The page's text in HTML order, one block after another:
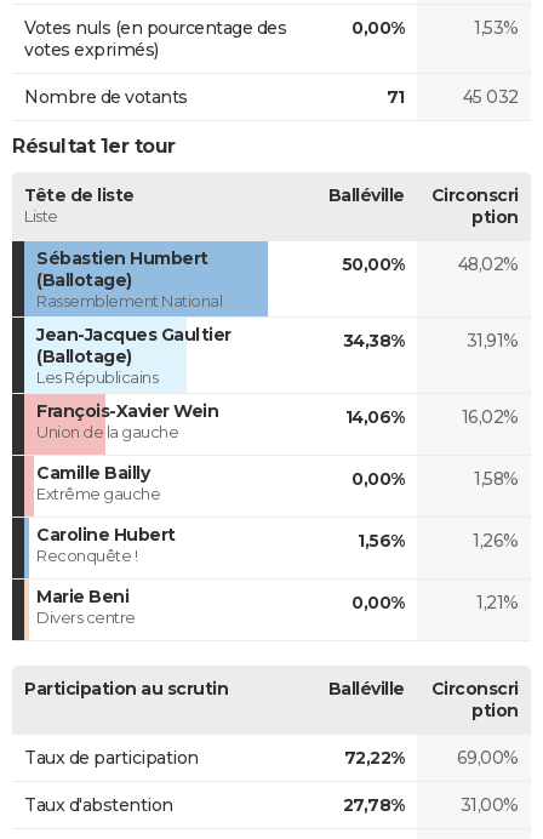
Votes nuls (en pourcentage des
votes exprimés)
0,00% 1,53%
Nombre de votants 71 45 032
Résultat 1er tour
Tête de liste
Liste
Balléville
Circonscri
ption
Sébastien Humbert
(Ballotage)
Rassemblement National
50,00% 48,02%
Jean-Jacques Gaultier
(Ballotage)
Les Républicains
34,38% 31,91%
François-Xavier Wein
Union de la gauche
14,06% 16,02%
Camille Bailly
Extrême gauche
0,00% 1,58%
Caroline Hubert
Reconquête !
1,56% 1,26%
Marie Beni
Divers centre
0,00% 1,21%
Participation au scrutin Balléville
Circonscri
ption
Taux de participation 72,22% 69,00%
Taux d'abstention 27,78% 31,00%